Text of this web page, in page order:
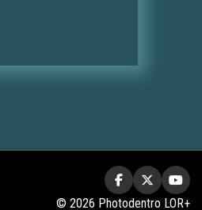
© 2026 Photodentro LOR+